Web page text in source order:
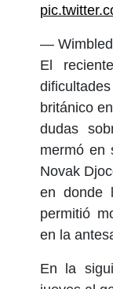
—
El
británico
dudas
mermó en
Novak
en donde
permitió
en la
En la